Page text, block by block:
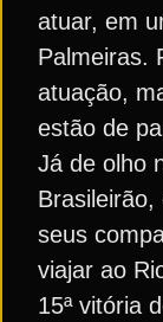
atuar, em
Palmeiras.
atuação,
estão de
Já de olho
seus
viajar ao
15ª vitória